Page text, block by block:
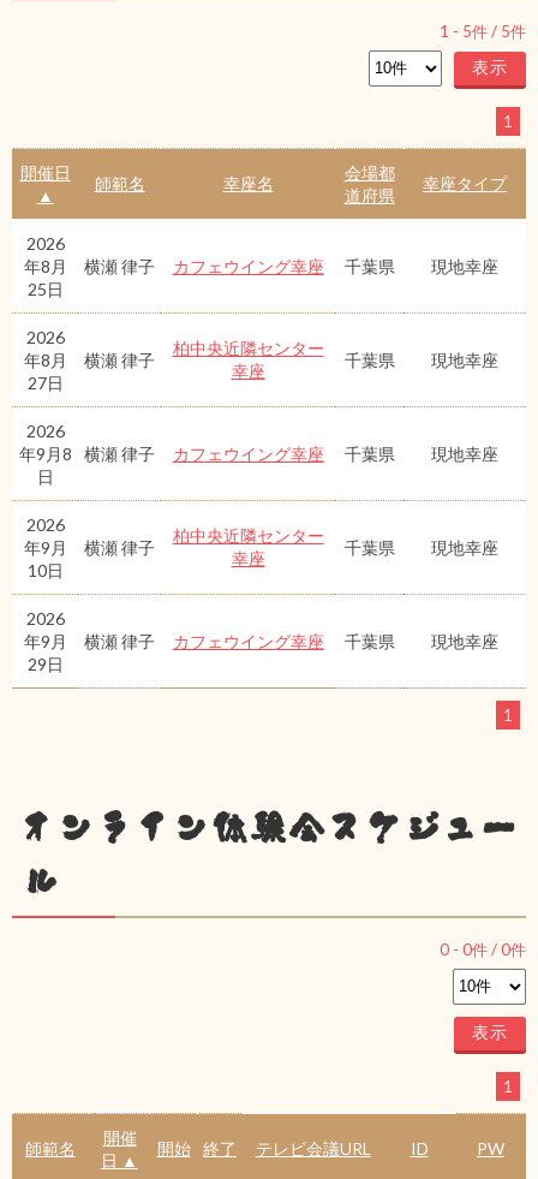
1 - 5件 / 5件
1
開催日
▲
師範名 幸座名
会場都
道府県
幸座タイプ
2026
年8月
25日
横瀬 律子 カフェウイング幸座 千葉県 現地幸座
2026
年8月
27日
横瀬 律子
柏中央近隣センター
幸座
千葉県 現地幸座
2026
年9月8
日
横瀬 律子 カフェウイング幸座 千葉県 現地幸座
2026
年9月
10日
横瀬 律子
柏中央近隣センター
幸座
千葉県 現地幸座
2026
年9月
29日
横瀬 律子 カフェウイング幸座 千葉県 現地幸座
1
オンライン体験会スケジュー
ル
0 - 0件 /0件
1
師範名
開催
日 ▲
開始 終了 テレビ会議URL ID PW